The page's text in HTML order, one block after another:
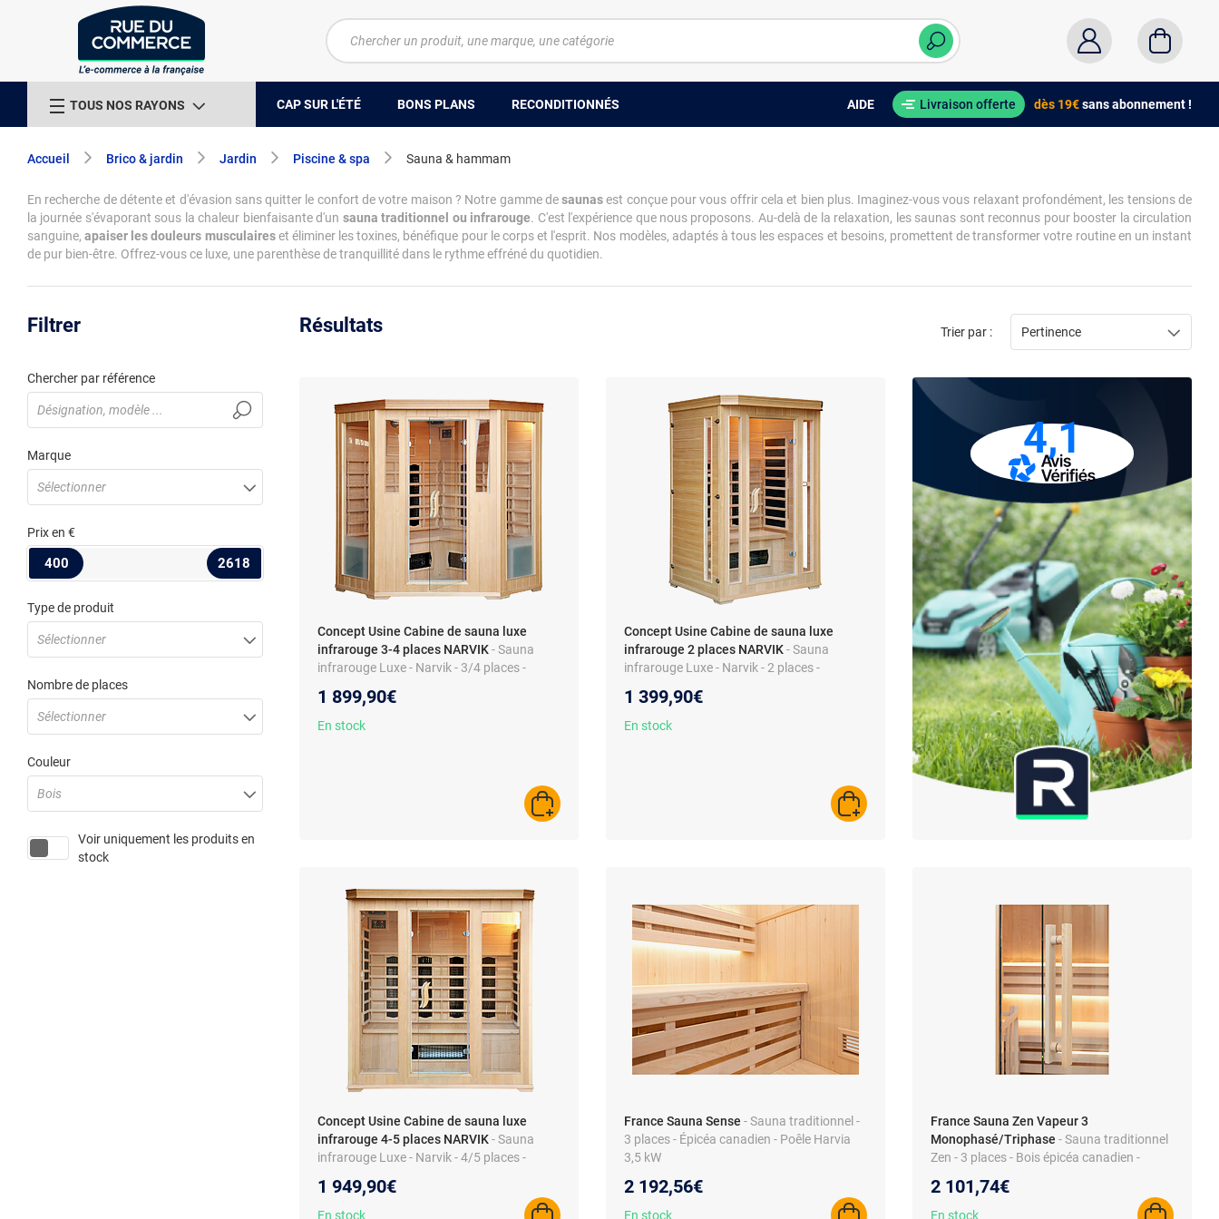
TOUS NOS RAYONS CAP SUR L'ÉTÉ BONS PLANS RECONDITIONNÉS AIDE Livraison offerte dès 19€sans abonnement !
Accueil Brico & jardin Jardin Piscine & spa Sauna & hammam
En recherche de détente et d'évasion sans quitter le confort de votre maison ? Notre gamme desaunasest conçue pour vous offrir cela et bien plus. Imaginez-vous vous relaxant profondément, les tensions de
la journée s'évaporant sous la chaleur bienfaisante d'un sauna traditionnel ou infrarouge. C'est l'expérience que nous proposons. Au-delà de la relaxation, les saunas sont reconnus pour booster la circulation
sanguine,apaiser les douleurs musculaireset éliminer les toxines, bénéfique pour le corps et l'esprit. Nos modèles, adaptés à tous les espaces et besoins, promettent de transformer votre routine en un instant
de pur bien-être. Offrez-vous ce luxe, une parenthèse de tranquillité dans le rythme effréné du quotidien.
Filtrer
Chercher par référence
Marque
Sélectionner
Prixen €
400 2618
Type de produit
Sélectionner
Nombre de places
Sélectionner
Couleur
Bois
Voir uniquement les produits en
stock
Résultats Trier par : Pertinence
Concept Usine Cabine de sauna luxe
infrarouge 3-4 places NARVIK- Sauna
infrarouge Luxe - Narvik - 3/4 places -
céramique - Chromothérapie
1 899,90€
En stock
AJOUTER AU PANIER
Concept Usine Cabine de sauna luxe
infrarouge 2 places NARVIK- Sauna
infrarouge Luxe - Narvik - 2 places -
Équipement hi-fi
1 399,90€
En stock
AJOUTER AU PANIER
4,1
Concept Usine Cabine de sauna luxe
infrarouge 4-5 places NARVIK- Sauna
infrarouge Luxe - Narvik - 4/5 places -
Chromothérapie
1 949,90€
En stock
France Sauna Sense - Sauna traditionnel -
3 places - Épicéa canadien - Poêle Harvia
3,5 kW
2 192,56€
En stock
France Sauna Zen Vapeur 3
Monophasé/Triphase - Sauna traditionnel
Zen - 3 places - Bois épicéa canadien -
vivifiante
2 101,74€
En stock